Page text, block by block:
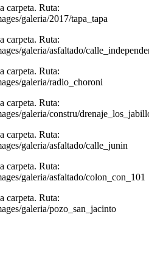
carpeta. Ruta:
galeria/2017/tapa_tapa
carpeta. Ruta:
galeria/asfaltado/
carpeta. Ruta:
galeria/radio_choroni
carpeta. Ruta:
galeria/constru/
carpeta. Ruta:
galeria/asfaltado/calle_junin
carpeta. Ruta:
galeria/asfaltado/colon_con_101
carpeta. Ruta:
galeria/pozo_san_jacinto